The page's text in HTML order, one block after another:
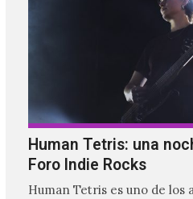
Human Tetris: una
Foro Indie Rocks
Human Tetris es uno de los